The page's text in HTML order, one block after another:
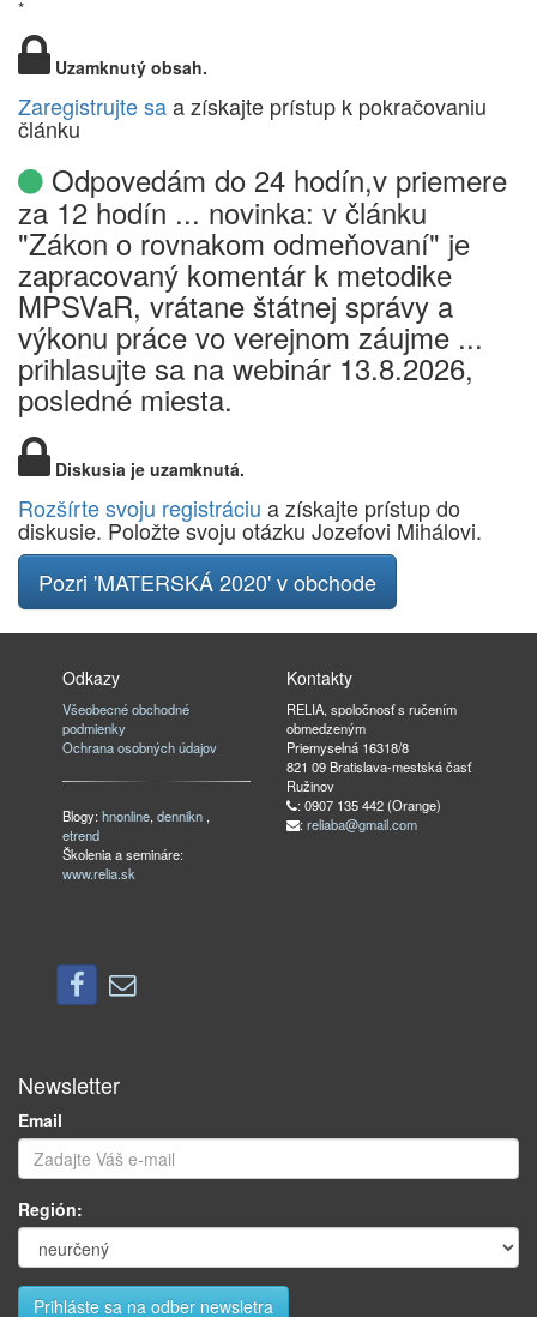
*
Uzamknutý obsah.
Zaregistrujte saa získajte prístup k pokračovaniu
článku
Odpovedám do 24 hodín,v priemere
za 12 hodín ... novinka: v článku
"Zákon o rovnakom odmeňovaní" je
zapracovaný komentár k metodike
MPSVaR, vrátane štátnej správy a
výkonu práce vo verejnom záujme ...
prihlasujte sa na webinár 13.8.2026,
posledné miesta.
Diskusia je uzamknutá.
Rozšírte svoju registráciu a získajte prístup do
diskusie. Položte svoju otázku Jozefovi Mihálovi.
Pozri 'MATERSKÁ 2020' v obchode
Odkazy
Všeobecné obchodné
podmienky
Ochrana osobných údajov
Blogy:hnonline,dennikn ,
etrend
Školenia a semináre:
www.relia.sk
Kontakty
RELIA, spoločnosť s ručením
obmedzeným
Priemyselná 16318/8
821 09 Bratislava-mestská časť
Ružinov
: 0907 135 442 (Orange)
: reliaba@gmail.com
Newsletter
Email
Región: